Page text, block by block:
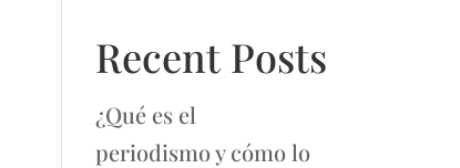
Recent Posts
¿Qué es el
periodismo y cómo lo